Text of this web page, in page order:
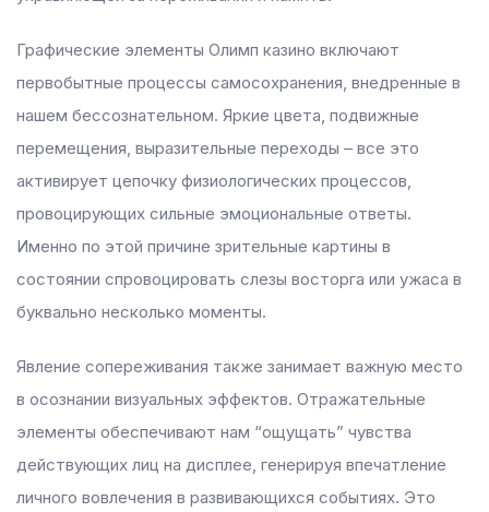
Графические элементы Олимп казино включают
первобытные процессы самосохранения, внедренные в
нашем бессознательном. Яркие цвета, подвижные
перемещения, выразительные переходы – все это
активирует цепочку физиологических процессов,
провоцирующих сильные эмоциональные ответы.
Именно по этой причине зрительные картины в
состоянии спровоцировать слезы восторга или ужаса в
буквально несколько моменты.
Явление сопереживания также занимает важную место
в осознании визуальных эффектов. Отражательные
элементы обеспечивают нам “ощущать” чувства
действующих лиц на дисплее, генерируя впечатление
личного вовлечения в развивающихся событиях. Это